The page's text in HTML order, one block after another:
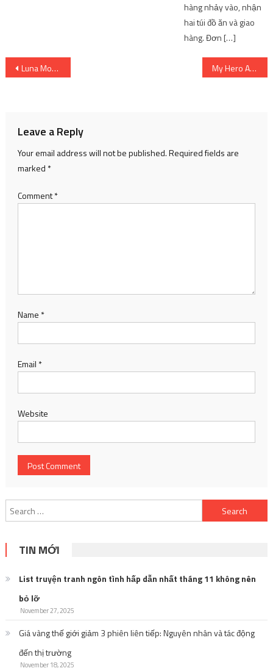
hàng nhảy vào, nhận
hai túi đồ ăn và giao
hàng. Đơn […]
Post
Luna Mobile The Moon Country – Ragnarok My Hero Academia Chap 370 Reddit Spoilers, rò rỉ, quét thô và ngày phát hành
Leave a Reply
Your email address will not be published.Required fields are
marked *
Comment*
Name *
Email *
Website
Search
for:
TIN MỚI
List truyện tranh ngôn tình hấp dẫn nhất tháng 11 không nên
bỏ lỡ
November 27, 2025
Giá vàng thế giới giảm 3 phiên liên tiếp: Nguyên nhân và tác động
đến thị trường
November 18, 2025